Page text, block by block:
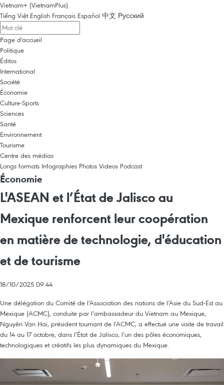
Vietnam+ (VietnamPlus)
Tiếng Việt English Français Español 中文 Русский
Page d'accueil
Politique
Éditos
International
Société
Économie
Culture-Sports
Sciences
Santé
Environnement
Tourisme
Centre des médias
Longs formats Infographies Photos Videos Podcast
Économie
L'ASEAN et l’État de Jalisco au
Mexique renforcent leur coopération
en matière de technologie, d'éducation
et de tourisme
18/10/2025 09:44
Une délégation du Comité de l’Association des nations de l’Asie du Sud-Est au
Mexique (ACMC), conduite par l’ambassadeur du Vietnam au Mexique,
Nguyên Van Hai, président tournant de l’ACMC, a effectué une visite de travail
du 14 au 17 octobre, dans l’État de Jalisco, l’un des pôles économiques,
technologiques et créatifs les plus dynamiques du Mexique.